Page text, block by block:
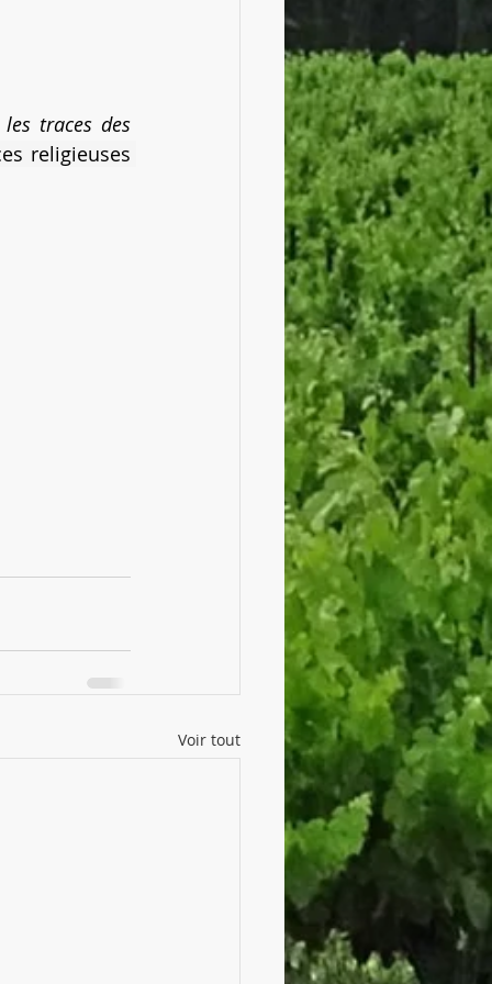
les traces des
religieuses
Voir tout